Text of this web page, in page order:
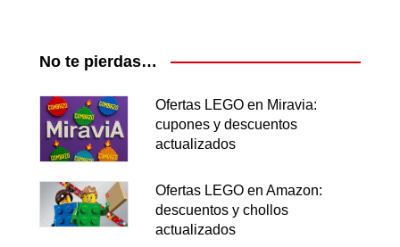
No te pierdas…
Ofertas LEGO en Miravia:
cupones y descuentos
actualizados
Ofertas LEGO en Amazon:
descuentos y chollos
actualizados